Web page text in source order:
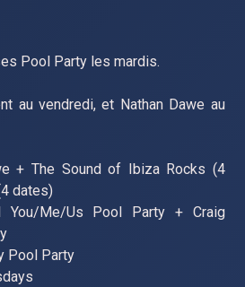
Pool Party les mardis.
au vendredi, et Nathan Dawe au
+ The Sound of Ibiza Rocks (4
dates)
Me/Us Pool Party + Craig
Pool Party